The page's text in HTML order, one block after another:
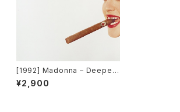
[1992] Madonna – Deeper
And Deeper [Maverick]
¥2,900